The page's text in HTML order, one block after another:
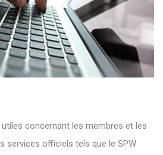
concernant les membres et les
services officiels tels que le SPW